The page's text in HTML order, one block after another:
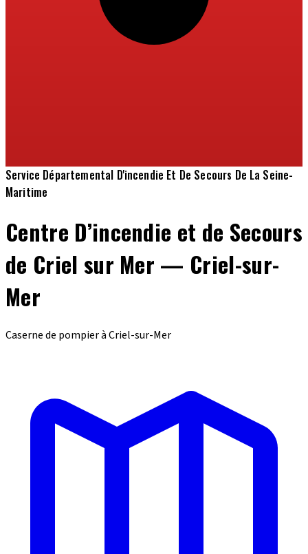
Service Départemental D'incendie Et De Secours De La Seine-
Maritime
Centre D’incendie et de Secours
de Criel sur Mer — Criel-sur-
Mer
Caserne de pompier à Criel-sur-Mer